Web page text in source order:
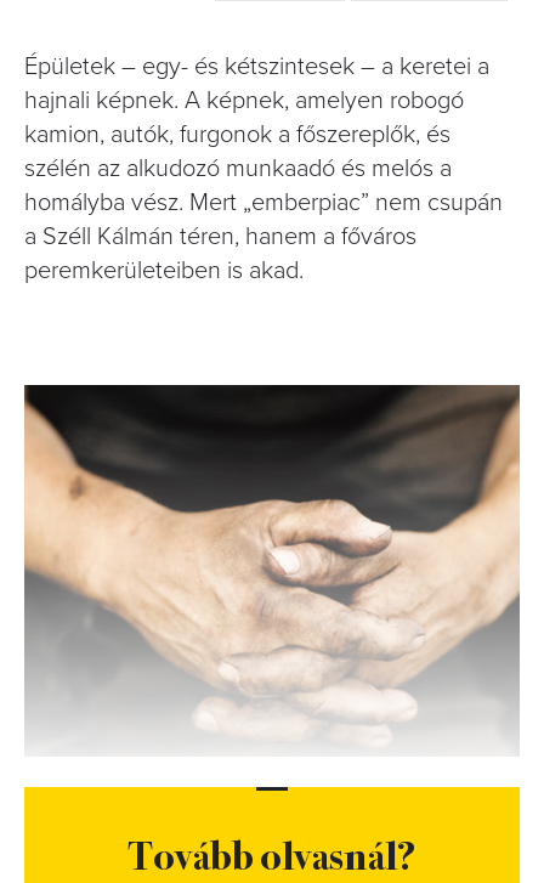
Épületek – egy- és kétszintesek – a keretei a
hajnali képnek. A képnek, amelyen robogó
kamion, autók, furgonok a főszereplők, és
szélén az alkudozó munkaadó és melós a
homályba vész. Mert „emberpiac” nem csupán
a Széll Kálmán téren, hanem a főváros
peremkerületeiben is akad.
Tovább olvasnál?